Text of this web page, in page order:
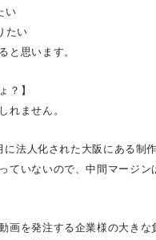
い
たい
と思います。
？】
れません。
に法人化された大阪にある制作
ていないので、中間マージン
画を発注する企業様の大きな